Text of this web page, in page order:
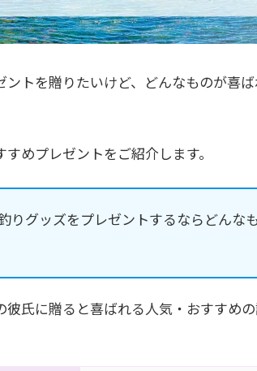
トを贈りたいけど、どんなものが喜
めプレゼントをご紹介します。
りグッズをプレゼントするならどんな
彼氏に贈ると喜ばれる人気・おすすめ